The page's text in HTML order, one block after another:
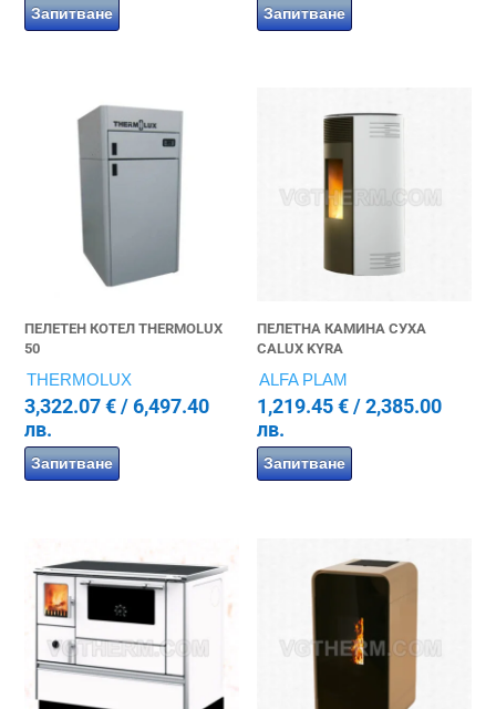
Запитване Запитване
ПЕЛЕТЕН КОТЕЛ THERMOLUX
50
THERMOLUX
3,322.07€ / 6,497.40
лв.
Запитване
ПЕЛЕТНА КАМИНА СУХА
CALUX KYRA
ALFA PLAM
1,219.45€/ 2,385.00
лв.
Запитване